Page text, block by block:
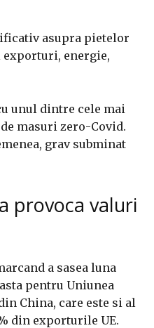
asupra pietelor
energie,
unul dintre cele mai
masuri zero-Covid.
grav subminat
provoca valuri
a sasea luna
pentru Uniunea
China, care este si al
din exporturile UE.